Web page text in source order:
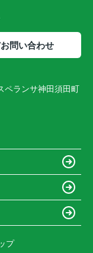
お問い合わせ
ペランサ神田須田町
プ